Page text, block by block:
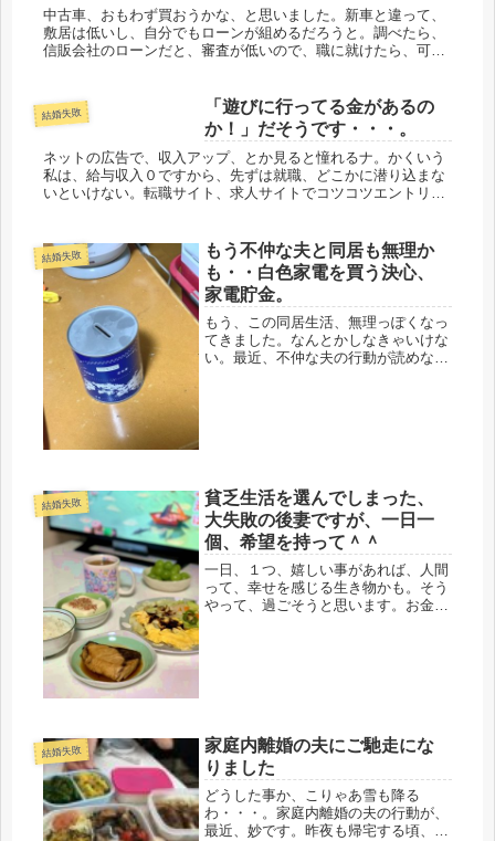
中古車、おもわず買おうかな、と思いました。新車と違って、
敷居は低いし、自分でもローンが組めるだろうと。調べたら、
信販会社のローンだと、審査が低いので、職に就けたら、可能
結婚失敗
「遊びに行ってる金があるの
か！」だそうです・・・。
ネットの広告で、収入アップ、とか見ると憧れるナ。かくいう
私は、給与収入０ですから、先ずは就職、どこかに潜り込まな
いといけない。転職サイト、求人サイトでコツコツエントリ
結婚失敗
もう不仲な夫と同居も無理か
も・・白色家電を買う決心、
家電貯金。
もう、この同居生活、無理っぽくなっ
てきました。なんとかしなきゃいけな
い。最近、不仲な夫の行動が読めな
結婚失敗
貧乏生活を選んでしまった、
大失敗の後妻ですが、一日一
個、希望を持って＾＾
一日、１つ、嬉しい事があれば、人間
って、幸せを感じる生き物かも。そう
やって、過ごそうと思います。お金は
結婚失敗
家庭内離婚の夫にご馳走にな
りました
どうした事か、こりゃあ雪も降る
わ・・・。家庭内離婚の夫の行動が、
最近、妙です。昨夜も帰宅する頃、娘